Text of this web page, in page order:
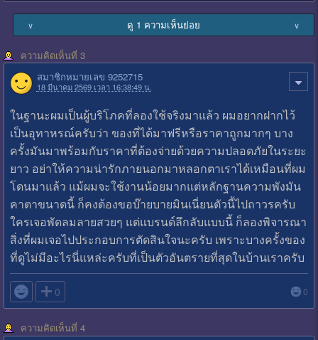
∨ ดู 1 ความเห็นย่อย ∨
ความคิดเห็นที่ 3
สมาชิกหมายเลข 9252715
18 มีนาคม 2569 เวลา 16:38:49 น.
ในฐานะผมเป็นผู้บริโภคที่ลองใช้จริงมาแล้ว ผมอยากฝากไว้
เป็นอุทาหรณ์ครับว่า ของที่ได้มาฟรีหรือราคาถูกมากๆ บาง
ครั้งมันมาพร้อมกับราคาที่ต้องจ่ายด้วยความปลอดภัยในระยะ
ยาว อย่าให้ความน่ารักภายนอกมาหลอกตาเราได้เหมือนที่ผม
โดนมาแล้ว แม้ผมจะใช้งานน้อยมากแต่หลักฐานความพังมัน
คาตาขนาดนี้ ก็คงต้องขอบ๊ายบายมินเนี่ยนตัวนี้ไปถาวรครับ
ใครเจอพัดลมลายสวยๆ แต่แบรนด์ลึกลับแบบนี้ ก็ลองพิจารณา
สิ่งที่ผมเจอไปประกอบการตัดสินใจนะครับ เพราะบางครั้งของ
ที่ดูไม่มีอะไรนี่แหล่ะครับที่เป็นตัวอันตรายที่สุดในบ้านเราครับ
 0 0
ความคิดเห็นที่ 4